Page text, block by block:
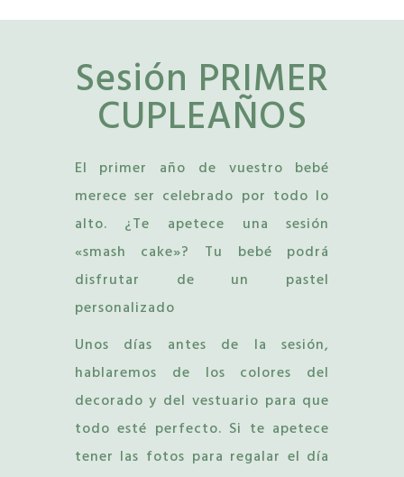
Sesión PRIMER
CUPLEAÑOS
El primer año de vuestro bebé
merece ser celebrado por todo lo
alto. ¿Te apetece una sesión
«smash cake»? Tu bebé podrá
disfrutar de un pastel
personalizado
Unos días antes de la sesión,
hablaremos de los colores del
decorado y del vestuario para que
todo esté perfecto. Si te apetece
tener las fotos para regalar el día